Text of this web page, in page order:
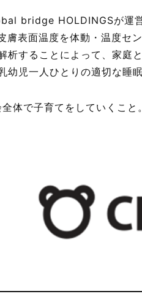
bridge HOLDINGSが運
表面温度を体動・温度セ
析することによって、家庭
児一人ひとりの適切な睡
体で子育てをしていくこと。